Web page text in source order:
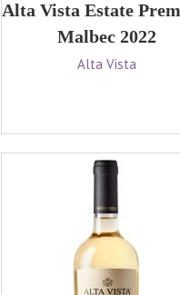
Alta Vista Estate
Malbec 2022
Alta Vista